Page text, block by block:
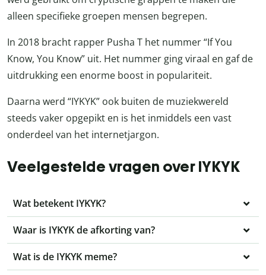
alleen specifieke groepen mensen begrepen.
In 2018 bracht rapper Pusha T het nummer “If You
Know, You Know” uit. Het nummer ging viraal en gaf de
uitdrukking een enorme boost in populariteit.
Daarna werd “IYKYK” ook buiten de muziekwereld
steeds vaker opgepikt en is het inmiddels een vast
onderdeel van het internetjargon.
Veelgestelde vragen over IYKYK
Wat betekent IYKYK?
Waar is IYKYK de afkorting van?
Wat is de IYKYK meme?